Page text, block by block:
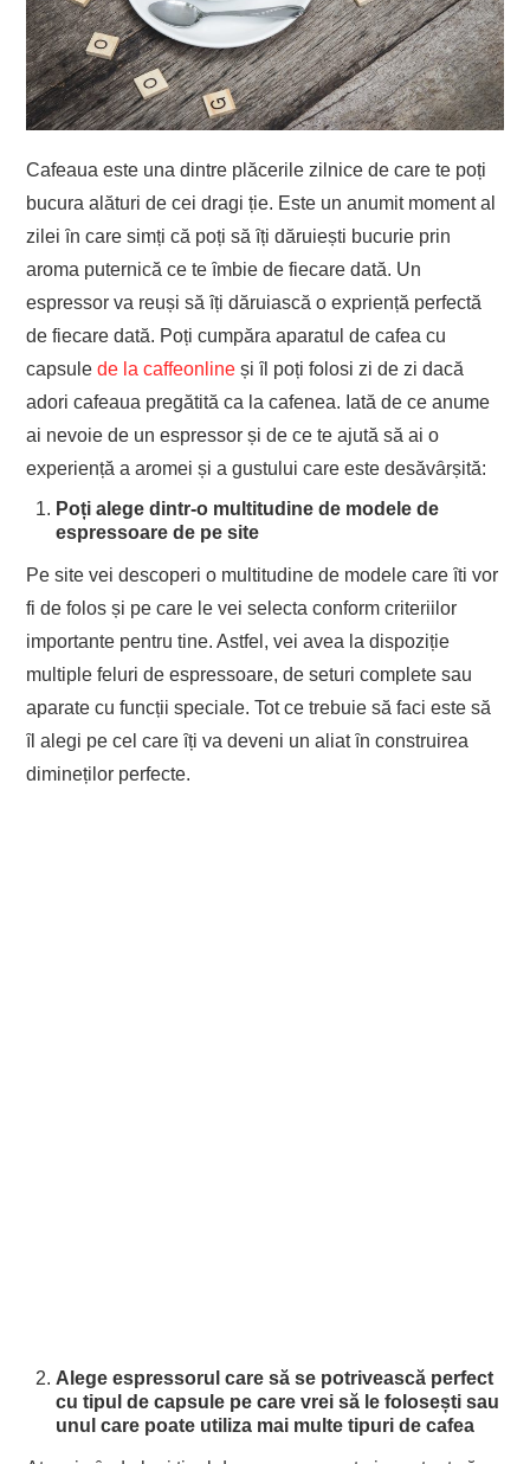
Cafeaua este una dintre plӑcerile zilnice de care te poți
bucura alӑturi de cei dragi ție. Este un anumit moment al
zilei ȋn care simți cӑ poți sӑ ȋți dӑruiești bucurie prin
aroma puternicӑ ce te ȋmbie de fiecare datӑ. Un
espressor va reuși sӑ ȋți dӑruiascӑ o expriențӑ perfectӑ
de fiecare datӑ. Poți cumpӑra aparatul de cafea cu
capsulede la caffeonline și ȋl poți folosi zi de zi dacӑ
adori cafeaua pregӑtitӑ ca la cafenea. Iatӑ de ce anume
ai nevoie de un espressor și de ce te ajutӑ sӑ ai o
experiențӑ a aromei și a gustului care este desӑvȃrșitӑ:
Poți alege dintr-o multitudine de modele de
espressoare de pe site
Pe site vei descoperi o multitudine de modele care ȋti vor
fi de folos și pe care le vei selecta conform criteriilor
importante pentru tine. Astfel, vei avea la dispoziție
multiple feluri de espressoare, de seturi complete sau
aparate cu funcții speciale. Tot ce trebuie sӑ faci este sӑ
ȋl alegi pe cel care ȋți va deveni un aliat ȋn construirea
dimineților perfecte.
Alege espressorul care să se potrivească perfect
cu tipul de capsule pe care vrei să le folosești sau
unul care poate utiliza mai multe tipuri de cafea